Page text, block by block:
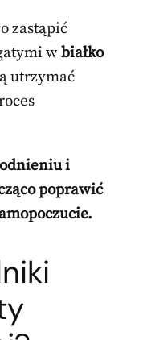
zastąpić
wbiałko
utrzymać
i
poprawić